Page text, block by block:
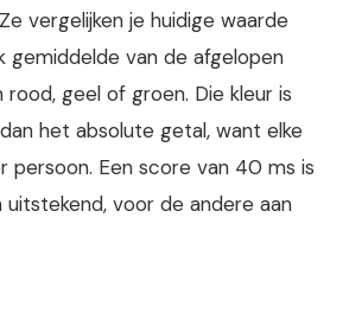
vergelijken je huidige waarde
gemiddelde van de afgelopen
rood, geel of groen. Die kleur is
het absolute getal, want elke
persoon. Een score van 40 ms is
voor de andere aan